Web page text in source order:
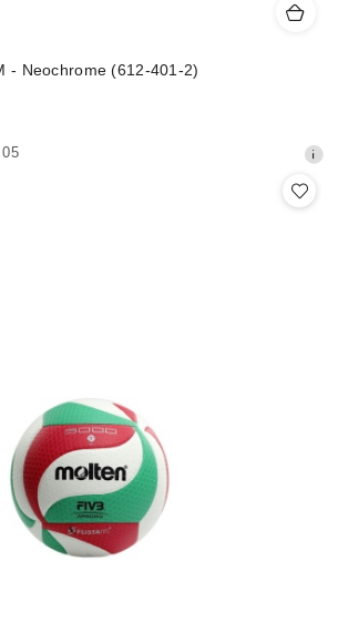
- Neochrome (612-401-2)